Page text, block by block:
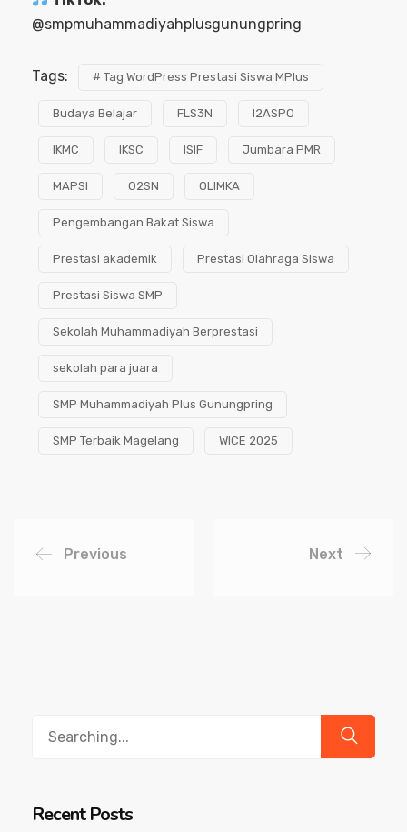
@smpmuhammadiyahplusgunungpring
Tags: # Tag WordPress Prestasi Siswa MPlus
Budaya Belajar FLS3N I2ASPO
IKMC IKSC ISIF Jumbara PMR
MAPSI O2SN OLIMKA
Pengembangan Bakat Siswa
Prestasi akademik Prestasi Olahraga Siswa
Prestasi Siswa SMP
Sekolah Muhammadiyah Berprestasi
sekolah para juara
SMP Muhammadiyah Plus Gunungpring
SMP Terbaik Magelang WICE 2025
Previous Next
Recent Posts